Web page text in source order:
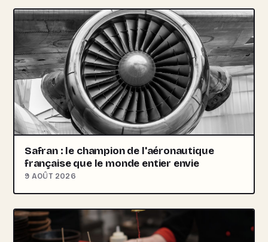
Safran : le champion de l'aéronautique
française que le monde entier envie
9 AOÛT 2026